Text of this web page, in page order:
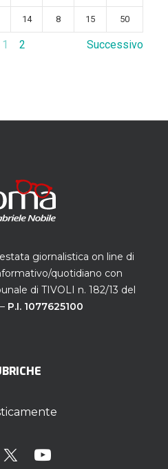
14 8 15 50
1 2 Successivo
giornalistica on line di
quotidiano con
di TIVOLI n. 182/13 del
P.I. 1077625100